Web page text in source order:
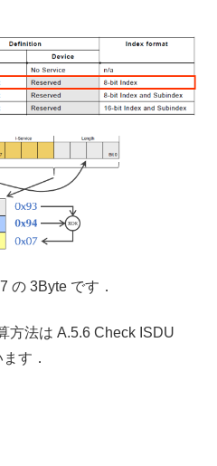
の 3Byte です．
方法は A.5.6 Check ISDU
す．